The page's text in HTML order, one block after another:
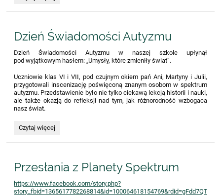
NASZYCH
INDYWIDUALNYCH
BIEGACH
PRZEŁAJOWYCH:
Dzień Świadomości Autyzmu
Dzień Świadomości Autyzmu w naszej szkole upłynął
pod wyjątkowym hasłem: „Umysły, które zmieniły świat”.
Uczniowie klas VI i VII, pod czujnym okiem pań Ani, Martyny i Julii,
przygotowali inscenizację poświęconą znanym osobom w spektrum
autyzmu. Przedstawienie było nie tylko ciekawą lekcją historii i nauki,
ale także okazją do refleksji nad tym, jak różnorodność wzbogaca
nasz świat.
Dzień
Autyzmu
Czytaj więcej
Przesłania z Planety Spektrum
https://www.facebook.com/story.php?